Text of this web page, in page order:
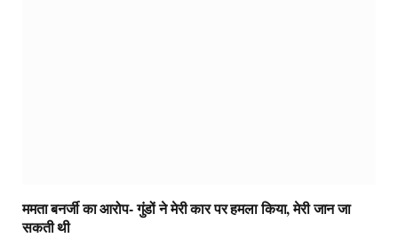
ममता बनर्जी का आरोप- गुंडों ने मेरी कार पर हमला किया, मेरी जान जा
सकती थी